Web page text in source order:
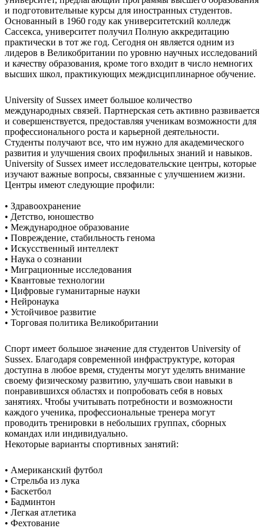
и подготовительные курсы для иностранных студентов.
Основанный в 1960 году как университетский колледж
Сассекса, университет получил Полную аккредитацию
практически в тот же год. Сегодня он является одним из
лидеров в Великобритании по уровню научных исследований
и качеству образования, кроме того входит в число немногих
высших школ, практикующих междисциплинарное обучение.
University of Sussex имеет большое количество
международных связей. Партнерская сеть активно развивается
и совершенствуется, предоставляя ученикам возможности для
профессионального роста и карьерной деятельности.
Студенты получают все, что им нужно для академического
развития и улучшения своих профильных знаний и навыков.
University of Sussex имеет исследовательские центры, которые
изучают важные вопросы, связанные с улучшением жизни.
Центры имеют следующие профили:
• Здравоохранение
• Детство, юношество
• Международное образование
• Повреждение, стабильность генома
• Искусственный интеллект
• Наука о сознании
• Миграционные исследования
• Квантовые технологии
• Цифровые гуманитарные науки
• Нейронаука
• Устойчивое развитие
• Торговая политика Великобритании
Спорт имеет большое значение для студентов University of
Sussex. Благодаря современной инфраструктуре, которая
доступна в любое время, студенты могут уделять внимание
своему физическому развитию, улучшать свои навыки в
понравившихся областях и попробовать себя в новых
занятиях. Чтобы учитывать потребности и возможности
каждого ученика, профессиональные тренера могут
проводить тренировки в небольших группах, сборных
командах или индивидуально.
Некоторые варианты спортивных занятий:
• Американский футбол
• Стрельба из лука
• Баскетбол
• Бадминтон
• Легкая атлетика
• Фехтование